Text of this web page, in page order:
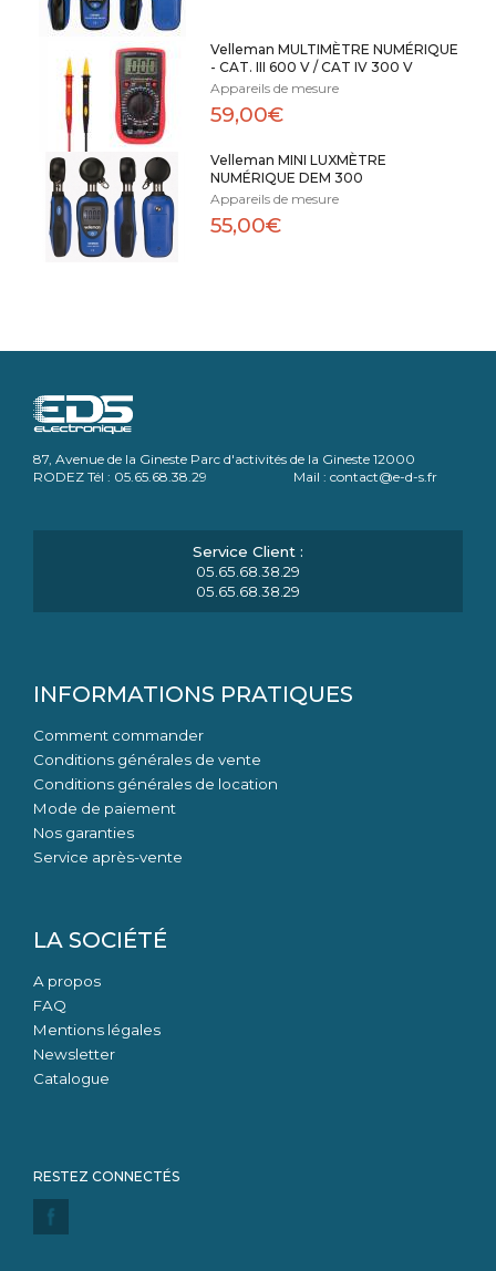
Velleman MULTIMÈTRE NUMÉRIQUE
- CAT. III 600 V / CAT IV 300 V
Appareils de mesure
59,00€
Velleman MINI LUXMÈTRE
NUMÉRIQUE DEM 300
Appareils de mesure
55,00€
87, Avenue de la Gineste Parc d'activités de la Gineste 12000
RODEZ Tél : 05.65.68.38.29 Mail : contact@e-d-s.fr
05.65.68.38.29
05.65.68.38.29
INFORMATIONS PRATIQUES
Comment commander
Conditions générales de vente
Conditions générales de location
Mode de paiement
Nos garanties
Service après-vente
LA SOCIÉTÉ
A propos
FAQ
Mentions légales
Newsletter
Catalogue